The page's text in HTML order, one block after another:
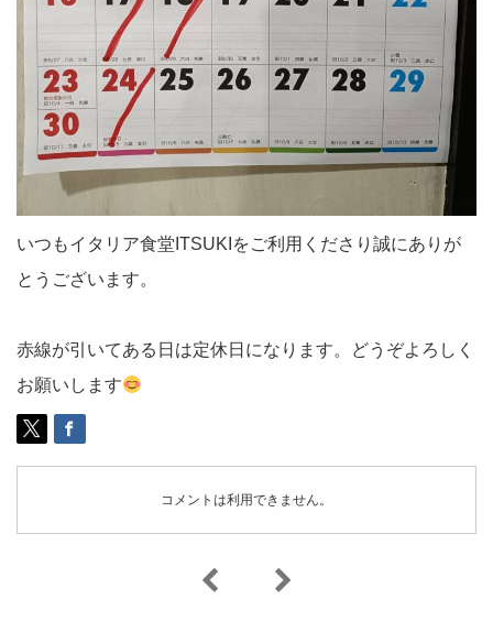
いつもイタリア食堂ITSUKIをご利用くださり誠にありが
とうございます。
赤線が引いてある日は定休日になります。どうぞよろしく
お願いします
コメントは利用できません。